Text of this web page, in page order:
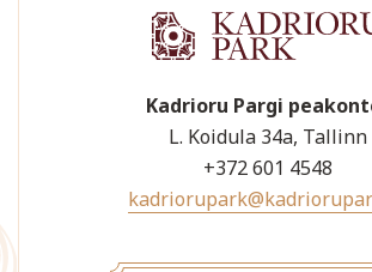
Kadrioru Pargi
L. Koidula 34a, Tallinn
+372 601 4548